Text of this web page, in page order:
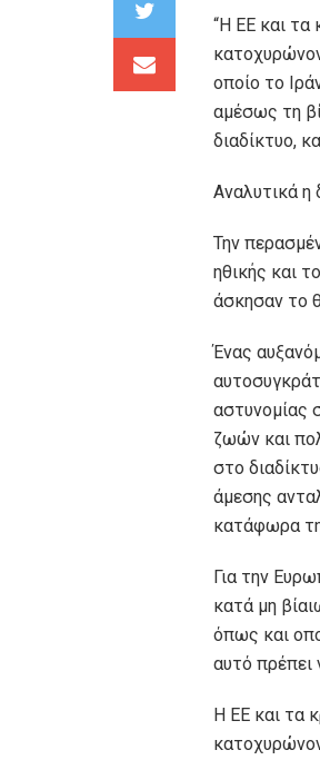
“Η ΕΕ και τα
οποίο το
αμέσως τη
διαδίκτυο,
Αναλυτικά η
Την
ηθικής και
άσκησαν το
Ένας
αστυνομίας
ζωών και
στο
άμεσης
κατάφωρα
Για την
κατά μη
όπως και
αυτό πρέπει
Η ΕΕ και τα